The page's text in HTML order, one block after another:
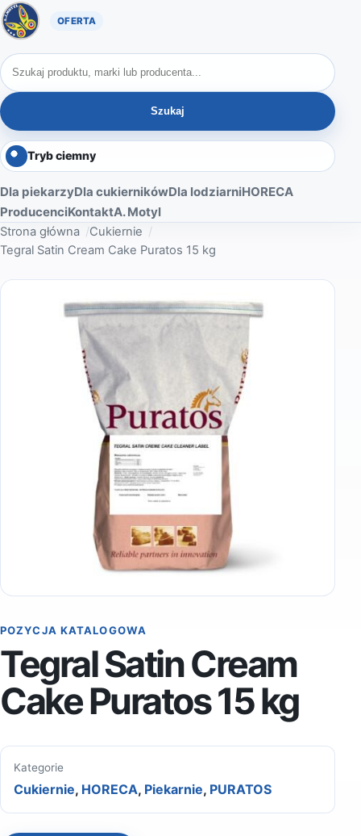
Oferta A. Motyl
Szukaj produktów
Szukaj
Tryb ciemny
Dla piekarzyDla cukiernikówDla lodziarniHORECA
ProducenciKontaktA. Motyl
Strona główna
Cukiernie
Tegral Satin Cream Cake Puratos 15 kg
POZYCJA KATALOGOWA
Tegral Satin Cream
Cake Puratos 15 kg
Kategorie
Cukiernie, HORECA, Piekarnie, PURATOS